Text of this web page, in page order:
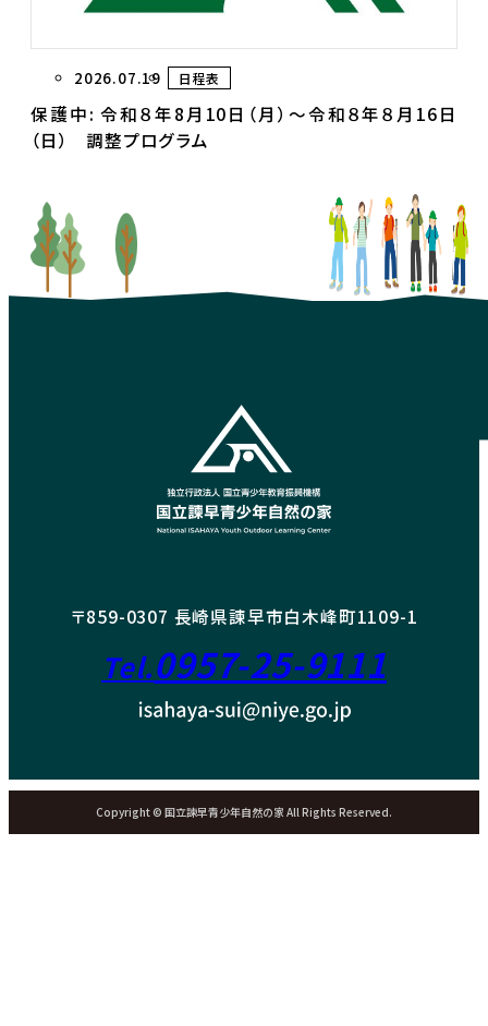
2026.07.19 日程表
保護中: 令和８年8月10日（月）～令和８年８月16日
（日） 調整プログラム
〒859-0307 長崎県諫早市白木峰町1109-1
Tel.0957-25-9111
Copyright © 国立諫早青少年自然の家 All Rights Reserved.